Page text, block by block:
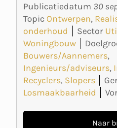
Publicatiedatum 30
Topic Ontwerpen,
onderhoud
Sector
Woningbouw
Bouwers/Aannemers,
Ingenieurs/adviseurs,
Recyclers, Slopers
Losmaakbaarheid
Naar